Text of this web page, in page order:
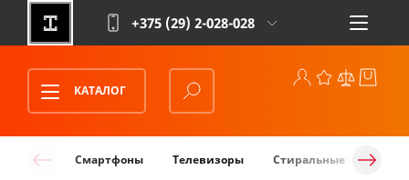
+375 (29) 2-028-028
КАТАЛОГ
Смартфоны Телевизоры Стиральные машины